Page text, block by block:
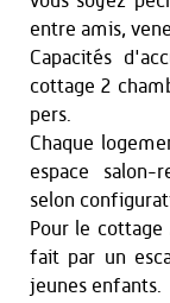
entre amis,
Capacités
cottage 2
pers.
Chaque
espace salon-
selon
Pour le cottage
fait par un
jeunes enfants.